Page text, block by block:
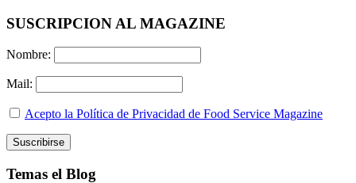
SUSCRIPCION AL MAGAZINE
Nombre:
Mail:
Acepto la Política de Privacidad de Food Service Magazine
Temas el Blog